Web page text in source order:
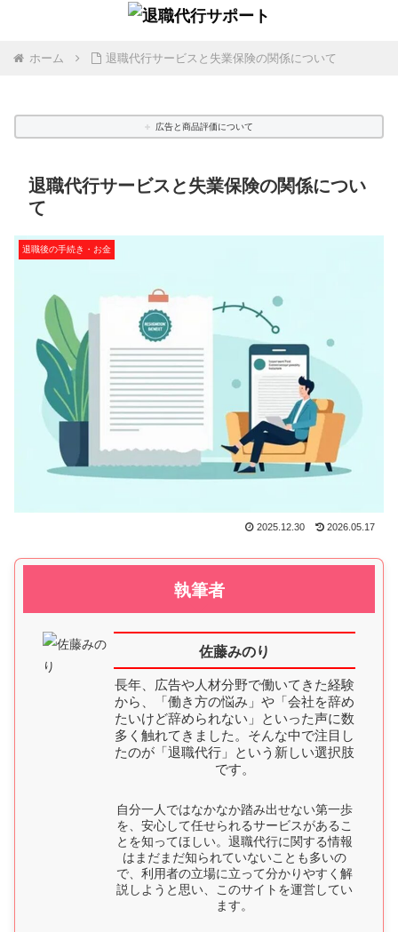
ホーム 退職代行サービスと失業保険の関係について
広告と商品評価について
退職代行サービスと失業保険の関係につい
て
退職後の手続き・お金
2025.12.30 2026.05.17
執筆者
佐藤みのり
長年、広告や人材分野で働いてきた経験
から、「働き方の悩み」や「会社を辞め
たいけど辞められない」といった声に数
多く触れてきました。そんな中で注目し
たのが「退職代行」という新しい選択肢
です。
自分一人ではなかなか踏み出せない第一歩
を、安心して任せられるサービスがあるこ
とを知ってほしい。退職代行に関する情報
はまだまだ知られていないことも多いの
で、利用者の立場に立って分かりやすく解
説しようと思い、このサイトを運営してい
ます。